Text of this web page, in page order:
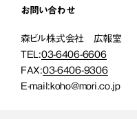
お問い合わせ
森ビル株式会社 広報室
TEL:03-6406-6606
FAX:03-6406-9306
E-mail:koho@mori.co.jp